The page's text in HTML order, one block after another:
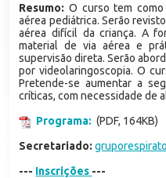
Resumo: O curso tem
aérea pediátrica. Serão
aérea difícil da criança. A
material de via aérea e
supervisão direta. Serão
por videolaringoscopia. O
Pretende-se aumentar a
críticas, com necessidade de
Programa: (PDF, 164KB)
Secretariado:
--- Inscrições ---